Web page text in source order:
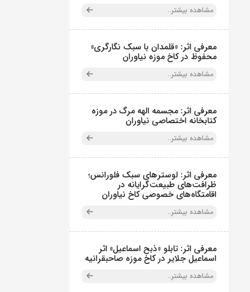
مشاهده بیشتر..
معرفی اثر: «قلمدان با سبک نگارگری»
محفوظ در کاخ موزه نیاوران
مشاهده بیشتر..
معرفی اثر: مجسمه الهه مرگ در موزه
کتابخانه اختصاصی نیاوران
مشاهده بیشتر..
معرفی اثر: لوسترهای سبک فلورانس؛
ظرافت‌های طبیعت‌گرایانه در
اقامتگاه‌های خصوصی کاخ نیاوران
مشاهده بیشتر..
معرفی اثر: تابلو «ذبح اسماعیل» اثر
اسماعیل جلایر در کاخ موزه صاحبقرانیه
مشاهده بیشتر..